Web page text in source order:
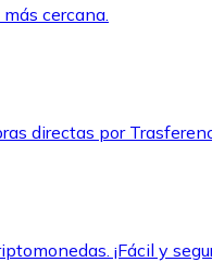
cercana.
directas por
¡Fácil y